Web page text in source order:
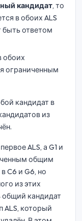
кандидат, то
в обоих ALS
быть ответом
обоих
ограниченным
кандидат в
из
ALS, а G1 и
общим
C6 и G6, но
из этих
общий кандидат
ALS, который